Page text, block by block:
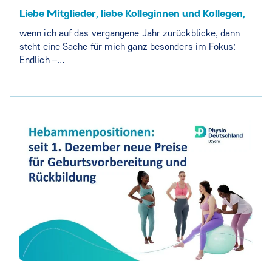
Liebe Mitglieder, liebe Kolleginnen und Kollegen,
wenn ich auf das vergangene Jahr zurückblicke, dann
steht eine Sache für mich ganz besonders im Fokus:
Endlich –…